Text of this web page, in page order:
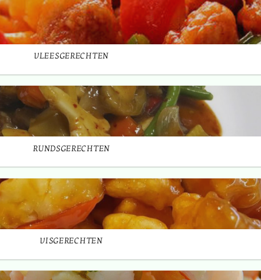
VLEESGERECHTEN
RUNDSGERECHTEN
VISGERECHTEN